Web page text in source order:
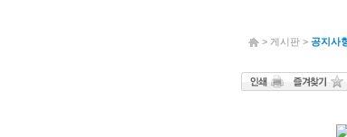
> 게시판 > 공지사